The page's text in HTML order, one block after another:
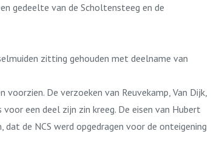
gedeelte van de Scholtensteeg en de
zitting gehouden met deelname van
De verzoeken van Reuvekamp, Van Dijk,
een deel zijn zin kreeg. De eisen van Hubert
de NCS werd opgedragen voor de onteigening